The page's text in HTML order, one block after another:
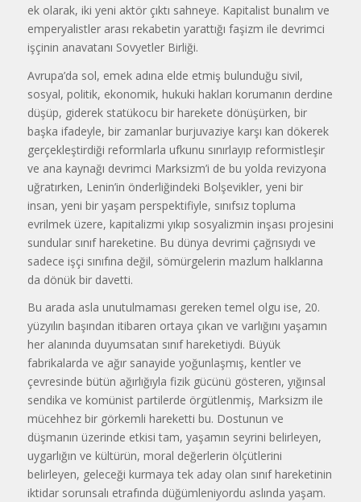
ek olarak, iki yeni aktör çıktı sahneye. Kapitalist bunalım ve
emperyalistler arası rekabetin yarattığı faşizm ile devrimci
işçinin anavatanı Sovyetler Birliği.
Avrupa’da sol, emek adına elde etmiş bulunduğu sivil,
sosyal, politik, ekonomik, hukuki hakları korumanın derdine
düşüp, giderek statükocu bir harekete dönüşürken, bir
başka ifadeyle, bir zamanlar burjuvaziye karşı kan dökerek
gerçekleştirdiği reformlarla ufkunu sınırlayıp reformistleşir
ve ana kaynağı devrimci Marksizm’i de bu yolda revizyona
uğratırken, Lenin’in önderliğindeki Bolşevikler, yeni bir
insan, yeni bir yaşam perspektifiyle, sınıfsız topluma
evrilmek üzere, kapitalizmi yıkıp sosyalizmin inşası projesini
sundular sınıf hareketine. Bu dünya devrimi çağrısıydı ve
sadece işçi sınıfına değil, sömürgelerin mazlum halklarına
da dönük bir davetti.
Bu arada asla unutulmaması gereken temel olgu ise, 20.
yüzyılın başından itibaren ortaya çıkan ve varlığını yaşamın
her alanında duyumsatan sınıf hareketiydi. Büyük
fabrikalarda ve ağır sanayide yoğunlaşmış, kentler ve
çevresinde bütün ağırlığıyla fizik gücünü gösteren, yığınsal
sendika ve komünist partilerde örgütlenmiş, Marksizm ile
mücehhez bir görkemli hareketti bu. Dostunun ve
düşmanın üzerinde etkisi tam, yaşamın seyrini belirleyen,
uygarlığın ve kültürün, moral değerlerin ölçütlerini
belirleyen, geleceği kurmaya tek aday olan sınıf hareketinin
iktidar sorunsalı etrafında düğümleniyordu aslında yaşam.